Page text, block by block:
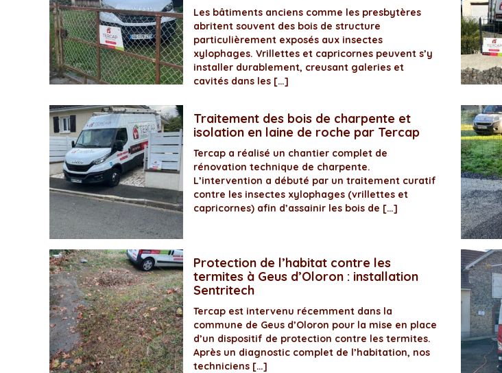
Les bâtiments anciens comme les presbytères
abritent souvent des bois de structure
particulièrement exposés aux insectes
xylophages. Vrillettes et capricornes peuvent s’y
installer durablement, creusant galeries et
cavités dans les […]
Traitement des bois de charpente et
isolation en laine de roche par Tercap
Tercap a réalisé un chantier complet de
rénovation technique de charpente.
L’intervention a débuté par un traitement curatif
contre les insectes xylophages (vrillettes et
capricornes) afin d’assainir les bois de […]
Protection de l’habitat contre les
termites à Geus d’Oloron : installation
Sentritech
Tercap est intervenu récemment dans la
commune de Geus d’Oloron pour la mise en place
d’un dispositif de protection contre les termites.
Après un diagnostic complet de l’habitation, nos
techniciens […]